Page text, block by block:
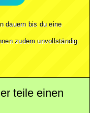
dauern bis du eine
zudem unvollständig
teile einen